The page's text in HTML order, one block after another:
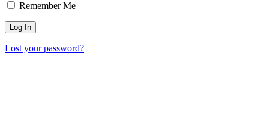
Remember Me
Lost your password?